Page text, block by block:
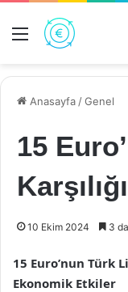
Menü
Anasayfa /Genel
15
10 Ekim 2024 3
15 Euro’nun Türk
Ekonomik Etkiler